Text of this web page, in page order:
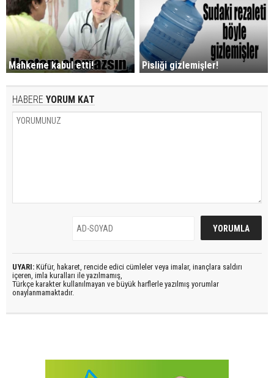
Mahkeme kabul etti! Pisliği gizlemişler!
HABERE YORUM KAT
UYARI: Küfür, hakaret, rencide edici cümleler veya imalar, inançlara saldırı
içeren, imla kuralları ile yazılmamış,
Türkçe karakter kullanılmayan ve büyük harflerle yazılmış yorumlar
onaylanmamaktadır.